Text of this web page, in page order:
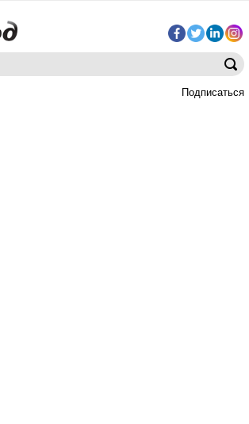
Подписаться